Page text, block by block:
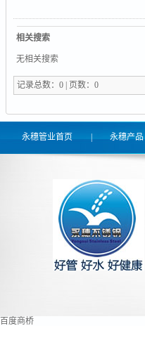
相关搜索
无相关搜索
记录总数：0 | 页数：0
永穗管业首页 永穗产品
百度商桥